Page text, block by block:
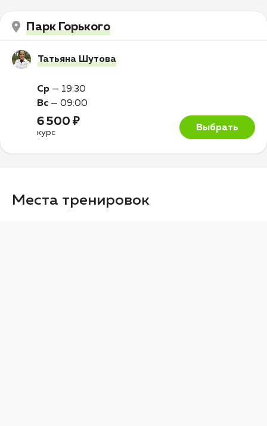
Парк Горького
Татьяна Шутова
Ср — 19:30
Вс — 09:00
6 500 ₽
курс Выбрать
Места тренировок